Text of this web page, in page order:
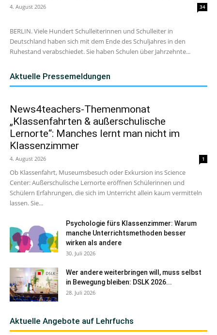
4. August 2026 34
BERLIN. Viele Hundert Schulleiterinnen und Schulleiter in
Deutschland haben sich mit dem Ende des Schuljahres in den
Ruhestand verabschiedet. Sie haben Schulen über Jahrzehnte...
Aktuelle Pressemeldungen
News4teachers-Themenmonat
„Klassenfahrten & außerschulische
Lernorte“: Manches lernt man nicht im
Klassenzimmer
4. August 2026 1
Ob Klassenfahrt, Museumsbesuch oder Exkursion ins Science
Center: Außerschulische Lernorte eröffnen Schülerinnen und
Schülern Erfahrungen, die sich im Unterricht allein kaum vermitteln
lassen. Sie...
Psychologie fürs Klassenzimmer: Warum
manche Unterrichtsmethoden besser
wirken als andere
30. Juli 2026
Wer andere weiterbringen will, muss selbst
in Bewegung bleiben: DSLK 2026...
28. Juli 2026
Aktuelle Angebote auf Lehrfuchs